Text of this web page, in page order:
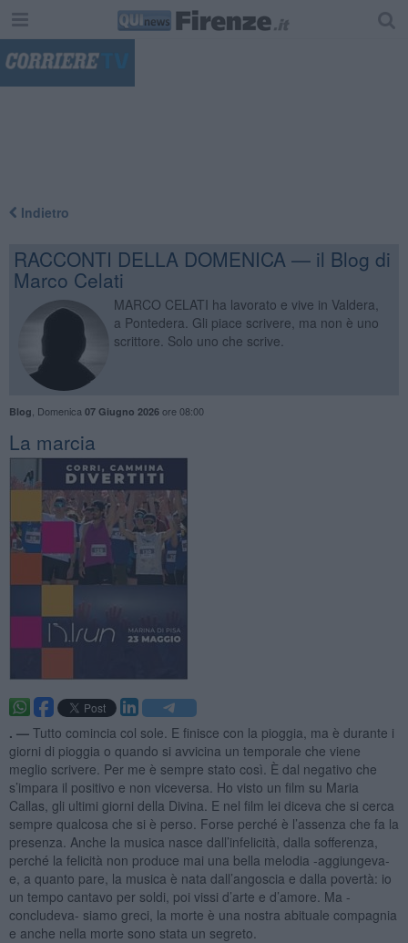
Indietro
RACCONTI DELLA DOMENICA — il Blog di
Marco Celati
MARCO CELATI ha lavorato e vive in Valdera,
a Pontedera. Gli piace scrivere, ma non è uno
scrittore. Solo uno che scrive.
Blog Domenica 07 Giugno 2026ore 08:00
La marcia
. — Tutto comincia col sole. E finisce con la pioggia, ma è durante i
giorni di pioggia o quando si avvicina un temporale che viene
meglio scrivere. Per me è sempre stato così. È dal negativo che
s’impara il positivo e non viceversa. Ho visto un film su Maria
Callas, gli ultimi giorni della Divina. E nel film lei diceva che si cerca
sempre qualcosa che si è perso. Forse perché è l’assenza che fa la
presenza. Anche la musica nasce dall’infelicità, dalla sofferenza,
perché la felicità non produce mai una bella melodia -aggiungeva-
e, a quanto pare, la musica è nata dall’angoscia e dalla povertà: io
un tempo cantavo per soldi, poi vissi d’arte e d’amore. Ma -
concludeva- siamo greci, la morte è una nostra abituale compagnia
e anche nella morte sono stata un segreto.